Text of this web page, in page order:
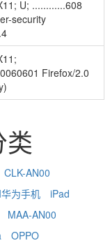
U; ............608
security
Firefox/2.0
CLK-AN00
为手机
iPad
MAA-AN00
OPPO